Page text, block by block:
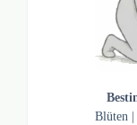
Blüten